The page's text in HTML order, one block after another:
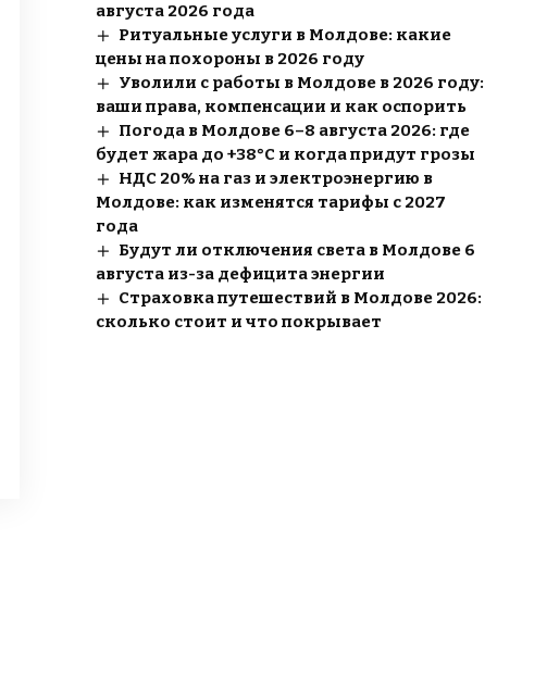
августа 2026 года
Ритуальные услуги в Молдове: какие
цены на похороны в 2026 году
Уволили с работы в Молдове в 2026 году:
ваши права, компенсации и как оспорить
Погода в Молдове 6–8 августа 2026: где
будет жара до +38°C и когда придут грозы
НДС 20% на газ и электроэнергию в
Молдове: как изменятся тарифы с 2027
года
Будут ли отключения света в Молдове 6
августа из-за дефицита энергии
Страховка путешествий в Молдове 2026:
сколько стоит и что покрывает